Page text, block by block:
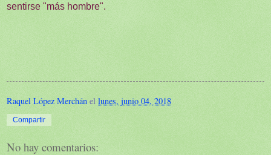
sentirse "más hombre".
Raquel López Merchán el lunes, junio 04, 2018
Compartir
No hay comentarios: